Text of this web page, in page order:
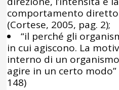
comportamento
(Cortese, 2005, pag. 2);
“il perché gli
in cui agiscono. La
interno di un
agire in un certo modo”
148)